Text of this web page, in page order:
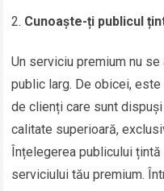
Cunoaște-ți publicul
Un serviciu premium nu
public larg. De obicei,
de clienți care sunt
calitate superioară,
Înțelegerea publicului
serviciului tău premium.